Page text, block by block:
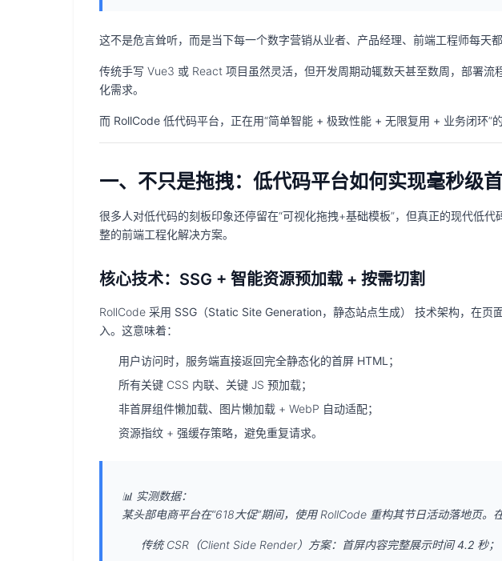
这不是危言耸听，而是当下每一个数字营销从业者、产品经理、前端工程师每天都
传统手写 Vue3 或 React 项目虽然灵活，但开发周期动辄数天甚至数周，部署流
化需求。
而 RollCode 低代码平台，正在用“简单智能 + 极致性能 + 无限复用 + 业务闭环”
一、不只是拖拽：低代码平台如何实现毫秒级首
很多人对低代码的刻板印象还停留在“可视化拖拽+基础模板”，但真正的现代低
整的前端工程化解决方案。
核心技术：SSG + 智能资源预加载 + 按需切割
RollCode 采用 SSG（Static Site Generation，静态站点生成） 技术架构，在页
入。这意味着：
用户访问时，服务端直接返回完全静态化的首屏 HTML ；
所有关键 CSS 内联、关键 JS 预加载；
非首屏组件懒加载、图片懒加载 + WebP 自动适配；
资源指纹 + 强缓存策略，避免重复请求。
📊 实测数据：
某头部电商平台在“618大促”期间，使用 RollCode 重构其节日活动落地页。
传统 CSR（Client Side Render）方案：首屏内容完整展示时间4.2 秒；